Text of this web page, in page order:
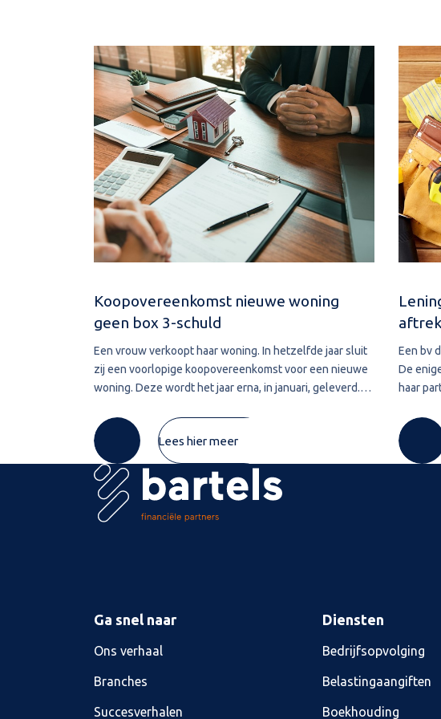
Koopovereenkomst nieuwe woning
geen box 3-schuld
Een vrouw verkoopt haar woning. In hetzelfde jaar sluit
zij een voorlopige koopovereenkomst voor een nieuwe
woning. Deze wordt het jaar erna, in januari, geleverd.
naar de derdengeldrekening van
Lees hier meer
Een bv
De
haar
Ga snel naar
Ons verhaal
Branches
Succesverhalen
Diensten
Bedrijfsopvolging
Belastingaangiften
Boekhouding